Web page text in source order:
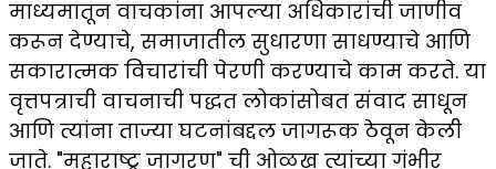
माध्यमातून वाचकांना आपल्या अधिकारांची जाणीव
करून देण्याचे, समाजातील सुधारणा साधण्याचे आणि
सकारात्मक विचारांची पेरणी करण्याचे काम करते. या
वृत्तपत्राची वाचनाची पद्धत लोकांसोबत संवाद साधून
आणि त्यांना ताज्या घटनांबद्दल जागरूक ठेवून केली
जाते. "महाराष्ट्र जागरण" ची ओळख त्यांच्या गंभीर